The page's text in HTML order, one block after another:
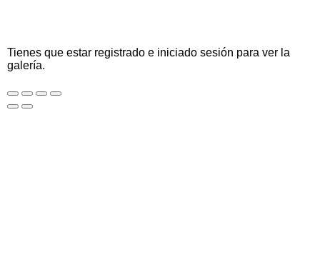
Tienes que estar registrado e iniciado sesión para ver la
galería.